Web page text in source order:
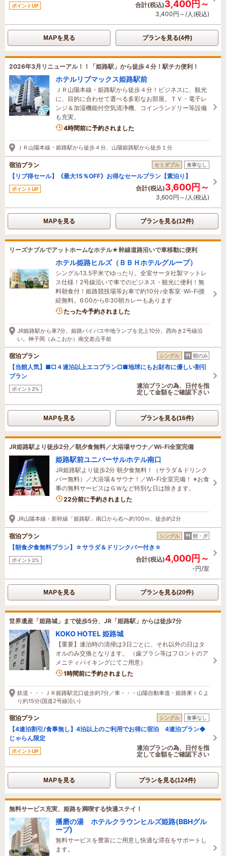
ポイントUP 合計(税込)3,400円～
3,400円～/人(税込)
MAPを見る プランを見る(4件)
2026年3月リニューアル！！「姫路駅」から徒歩４分！駅チカ便利！
ホテルリブマックス姫路駅前
ＪＲ山陽本線・姫路駅から徒歩４分！ビジネスに、観光
に、目的に合わせて選べる多彩なお部屋。ＴＶ・電子レ
ンジ＆加湿機能付空気清浄機、コインランドリー等設備
も充実。
1名がこの宿を見ています
4時間前に予約されました
ＪＲ山陽本線・姫路駅から徒歩４分、山陽姫路駅から徒歩１分
宿泊プラン セミダブル 食事なし
【リブ得セール】《最大15％OFF》お得なセールプラン【素泊り】
ポイントUP 合計(税込)3,600円～
3,600円～/人(税込)
MAPを見る プランを見る(12件)
リーズナブルでアットホームなホテル★幹線道路沿いで車移動に便利
ホテル姫路ヒルズ（ＢＢＨホテルグループ）
シングル13.5平米でゆったり。全室サータ社製マットレ
ス仕様！2号線沿いで車でのビジネス・観光に便利！無
料朝食付！姫路競技場等お車で約10分♪全客室･Wi-Fi接
続無料。6:00から6:30朝カレーもあります
3名がこの宿を見ています
たった今予約されました
JR姫路駅から車7分。姫路バイパス中地ランプを北上10分。西向き2号線沿
い。神子岡（みこおか）南交差点手前
宿泊プラン シングル 朝のみ
【当館人気】■□４連泊以上エコプラン□■地球にもお財布に優しい割引
プラン
ポイント2%
連泊プランの為、日付を指
定して金額をご確認下さい
MAPを見る プランを見る(16件)
JR姫路駅より徒歩2分／朝夕食無料／大浴場サウナ／Wi-Fi全室完備
姫路駅前ユニバーサルホテル南口
JR姫路駅より徒歩2分 朝夕食無料！（サラダ＆ドリンク
バー無料）／大浴場＆サウナ！／Wi-Fi全室完備！ ※お食
事の無料サービスはＧＷなど特別な日は除きます。
10名がこの宿を見ています
22分前に予約されました
JR山陽本線・新幹線「姫路駅」南口から右へ約100ｍ、徒歩約2分
宿泊プラン シングル 朝・夕
【朝食夕食無料プラン】☆サラダ＆ドリンクバー付き☆
ポイント2% 合計(税込)4,000円～
-円/室
MAPを見る プランを見る(20件)
世界遺産「姫路城」まで徒歩5分、JR「姫路駅」からは徒歩7分
KOKO HOTEL 姫路城
【重要】連泊時の清掃は3日ごとに、それ以外の日はタ
オルのみ交換となります。 （歯ブラシ等はフロントのア
メニティバイキングにてご用意）
2名がこの宿を見ています
1時間前に予約されました
鉄道・・・ＪＲ姫路駅北口徒歩約7分／車・・・山陽自動車道・姫路東ＩＣよ
り約15分(国道2号線沿い)
宿泊プラン シングル 食事なし
【4連泊割引/食事無し】4泊以上のご利用でお得に宿泊 4連泊プラン◆
じゃらん限定
ポイントUP
連泊プランの為、日付を指
定して金額をご確認下さい
MAPを見る プランを見る(124件)
無料サービス充実、姫路を満喫する快適ステイ！
播磨の湯 ホテルクラウンヒルズ姫路(BBHグル
ープ)
無料サービスを豊富にご用意し快適な滞在をサポートし
ます。